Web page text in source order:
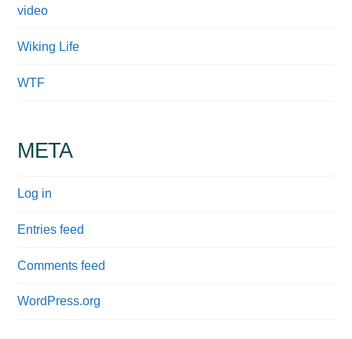
video
Wiking Life
WTF
META
Log in
Entries feed
Comments feed
WordPress.org